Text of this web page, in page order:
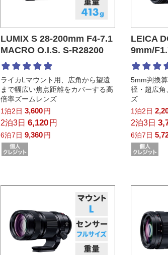
LUMIX S 28-200mm F4-7.1
MACRO O.I.S. S-R28200
ライカLマウント用、広角から望遠
まで幅広い焦点距離をカバーする高
倍率ズームレンズ
1泊2日 3,600円
2泊3日 6,120 円
6泊7日 9,360円
LEICA
9mm/
5mm判換
径・超広角
ズ
1泊2日
2泊3日
6泊7日